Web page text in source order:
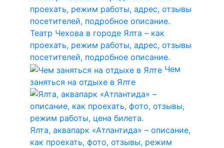
Театр Чехова в городе Ялта – как
проехать, режим работы, адрес, отзывы
посетителей, подробное описание.
Чем
заняться на отдыхе в Ялте
Ялта, аквапарк «Атлантида» – описание,
как проехать, фото, отзывы, режим